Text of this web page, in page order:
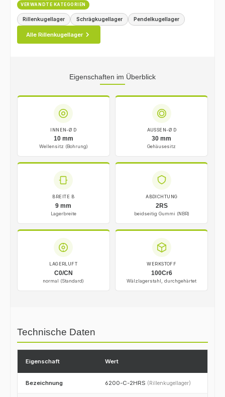
VERWANDTE KATEGORIEN
Rillenkugellager Schrägkugellager Pendelkugellager
Alle Rillenkugellager
Eigenschaften im Überblick
INNEN-Ø D
10 mm
Wellensitz (Bohrung)
AUSSEN-Ø D
30 mm
Gehäusesitz
BREITE B
9 mm
Lagerbreite
ABDICHTUNG
2RS
beidseitig Gummi (NBR)
LAGERLUFT
C0/CN
normal (Standard)
WERKSTOFF
100Cr6
Wälzlagerstahl, durchgehärtet
Technische Daten
Eigenschaft Wert
Bezeichnung 6200-C-2HRS (Rillenkugellager)